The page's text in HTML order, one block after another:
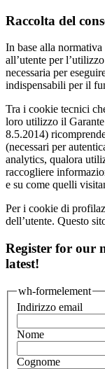
Raccolta del
In base alla
all’utente per
necessaria per
indispensabili per il
Tra i cookie tecnici
loro utilizzo il
8.5.2014)
(necessari per
analytics, qualora
raccogliere
e su come quelli
Per i cookie di
dell’utente. Questo
Register for our
latest!
wh-formelement
Indirizzo email
Nome
Cognome